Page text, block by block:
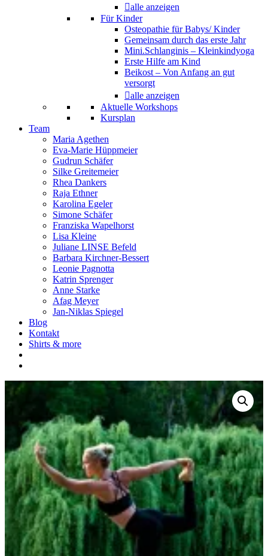
alle anzeigen
Für Kinder
Osteopathie für Babys/ Kinder
Gemeinsam durch das erste Jahr
Mini.Schlanginis – Kleinkindyoga
Erste Hilfe am Kind
Beikost – Von Anfang an gut
versorgt
alle anzeigen
Aktuelle Workshops
Kursplan
Team
Maria Agethen
Eva-Marie Hüppmeier
Gudrun Schäfer
Silke Greitemeier
Rhea Dankers
Raja Ethner
Karolina Egeler
Simone Schäfer
Franziska Wapelhorst
Lisa Kleine
Juliane LINSE Befeld
Barbara Kirchner-Bessert
Leonie Pagnotta
Katrin Sprenger
Anne Starke
Afag Meyer
Jan-Niklas Spiegel
Blog
Kontakt
Shirts & more